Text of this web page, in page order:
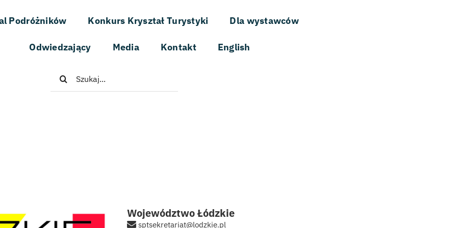
Podróżników Konkurs Kryształ Turystyki Dla wystawców
Odwiedzający Media Kontakt English
Szukaj
Województwo Łódzkie
sptsekretariat@lodzkie.pl